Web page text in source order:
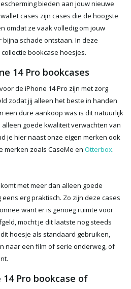
bieden aan jouw nieuwe
cases zijn cases die de hoogste
omdat ze vaak volledig om jouw
schade ontstaan. In deze
bookcase hoesjes.
14 Pro bookcases
de iPhone 14 Pro zijn met zorg
zodat jij alleen het beste in handen
een dure aankoop was is dit natuurlijk
alleen goede kwaliteit verwachten van
je hier naast onze eigen merken ook
zoals CaseMe en Otterbox.
komt met meer dan alleen goede
erg praktisch. Zo zijn deze cases
want er is genoeg ruimte voor
mocht je dit laatste nog steeds
hoesje als standaard gebruiken,
naar een film of serie onderweg, of
14 Pro bookcase of